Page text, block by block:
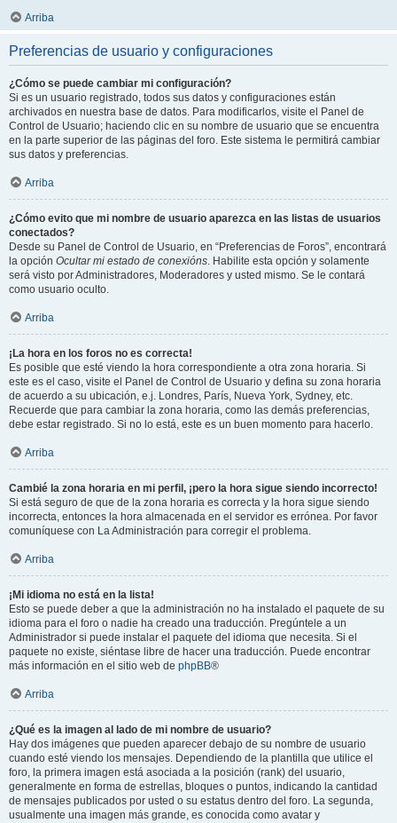
Arriba
Preferencias de usuario y configuraciones
¿Cómo se puede cambiar mi configuración?
Si es un usuario registrado, todos sus datos y configuraciones están
archivados en nuestra base de datos. Para modificarlos, visite el Panel de
Control de Usuario; haciendo clic en su nombre de usuario que se encuentra
en la parte superior de las páginas del foro. Este sistema le permitirá cambiar
sus datos y preferencias.
Arriba
¿Cómo evito que mi nombre de usuario aparezca en las listas de usuarios
conectados?
Desde su Panel de Control de Usuario, en “Preferencias de Foros”, encontrará
la opción Ocultar mi estado de conexións. Habilite esta opción y solamente
será visto por Administradores, Moderadores y usted mismo. Se le contará
como usuario oculto.
Arriba
¡La hora en los foros no es correcta!
Es posible que esté viendo la hora correspondiente a otra zona horaria. Si
este es el caso, visite el Panel de Control de Usuario y defina su zona horaria
de acuerdo a su ubicación, e.j. Londres, París, Nueva York, Sydney, etc.
Recuerde que para cambiar la zona horaria, como las demás preferencias,
debe estar registrado. Si no lo está, este es un buen momento para hacerlo.
Arriba
Cambié la zona horaria en mi perfil, ¡pero la hora sigue siendo incorrecto!
Si está seguro de que de la zona horaria es correcta y la hora sigue siendo
incorrecta, entonces la hora almacenada en el servidor es errónea. Por favor
comuníquese con La Administración para corregir el problema.
Arriba
¡Mi idioma no está en la lista!
Esto se puede deber a que la administración no ha instalado el paquete de su
idioma para el foro o nadie ha creado una traducción. Pregúntele a un
Administrador si puede instalar el paquete del idioma que necesita. Si el
paquete no existe, siéntase libre de hacer una traducción. Puede encontrar
más información en el sitio web de phpBB®
Arriba
¿Qué es la imagen al lado de mi nombre de usuario?
Hay dos imágenes que pueden aparecer debajo de su nombre de usuario
cuando esté viendo los mensajes. Dependiendo de la plantilla que utilice el
foro, la primera imagen está asociada a la posición (rank) del usuario,
generalmente en forma de estrellas, bloques o puntos, indicando la cantidad
de mensajes publicados por usted o su estatus dentro del foro. La segunda,
usualmente una imagen más grande, es conocida como avatar y